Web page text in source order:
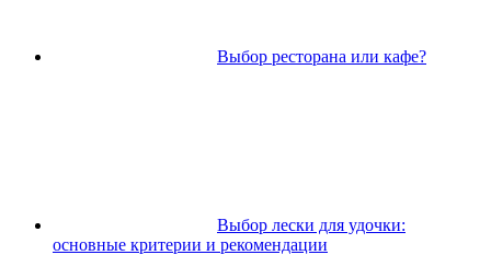
Выбор ресторана или кафе?
Выбор лески для удочки:
основные критерии и рекомендации